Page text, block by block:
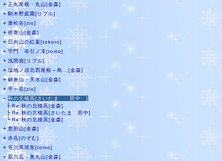
＋正丸尾根・丸山[金森]
＋駒木野庭園[リブル]
＋ 唐松谷[zio]
＋雨巻山[金森]
＋日向山の紅葉[tokoro]
＋ 守門 布引ノ滝[tomo]
＋ 浅間嶺[リブル]
＋塩地ノ頭北西尾根～鳥...[金森]
＋鍋倉山・天水山[金森]
＋平ヶ岳[zio]
－ 秋の北穂高[さいたま 田中 ]
├ Re:秋の北穂高[金森]
├Re:秋の北穂高[さいたま 田中]
└Re:秋の北穂高[金森]
＋恵那山[金森]
＋ 赤岳[のぞむ]
＋谷川馬蹄形[tomo]
＋双六岳～奥丸山[金森]